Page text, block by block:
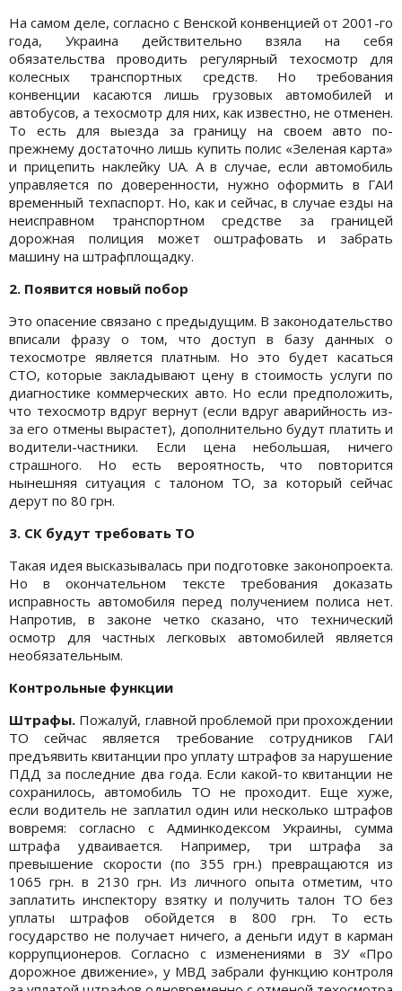
На самом деле, согласно с Венской конвенцией от 2001-го
года, Украина действительно взяла на себя
обязательства проводить регулярный техосмотр для
колесных транспортных средств. Но требования
конвенции касаются лишь грузовых автомобилей и
автобусов, а техосмотр для них, как известно, не отменен.
То есть для выезда за границу на своем авто по-
прежнему достаточно лишь купить полис «Зеленая карта»
и прицепить наклейку UA. А в случае, если автомобиль
управляется по доверенности, нужно оформить в ГАИ
временный техпаспорт. Но, как и сейчас, в случае езды на
неисправном транспортном средстве за границей
дорожная полиция может оштрафовать и забрать
машину на штрафплощадку.
2. Появится новый побор
Это опасение связано с предыдущим. В законодательство
вписали фразу о том, что доступ в базу данных о
техосмотре является платным. Но это будет касаться
СТО, которые закладывают цену в стоимость услуги по
диагностике коммерческих авто. Но если предположить,
что техосмотр вдруг вернут (если вдруг аварийность из-
за его отмены вырастет), дополнительно будут платить и
водители-частники. Если цена небольшая, ничего
страшного. Но есть вероятность, что повторится
нынешняя ситуация с талоном ТО, за который сейчас
дерут по 80 грн.
3. СК будут требовать ТО
Такая идея высказывалась при подготовке законопроекта.
Но в окончательном тексте требования доказать
исправность автомобиля перед получением полиса нет.
Напротив, в законе четко сказано, что технический
осмотр для частных легковых автомобилей является
необязательным.
Контрольные функции
Штрафы. Пожалуй, главной проблемой при прохождении
ТО сейчас является требование сотрудников ГАИ
предъявить квитанции про уплату штрафов за нарушение
ПДД за последние два года. Если какой-то квитанции не
сохранилось, автомобиль ТО не проходит. Еще хуже,
если водитель не заплатил один или несколько штрафов
вовремя: согласно с Админкодексом Украины, сумма
штрафа удваивается. Например, три штрафа за
превышение скорости (по 355 грн.) превращаются из
1065 грн. в 2130 грн. Из личного опыта отметим, что
заплатить инспектору взятку и получить талон ТО без
уплаты штрафов обойдется в 800 грн. То есть
государство не получает ничего, а деньги идут в карман
коррупционеров. Согласно с изменениями в ЗУ «Про
дорожное движение», у МВД забрали функцию контроля